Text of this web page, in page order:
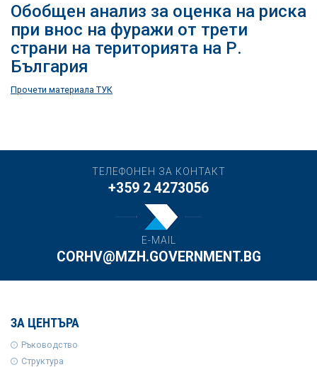
Обобщен анализ за оценка на риска
при внос на фуражи от трети
страни на територията на Р.
България
Прочети материала ТУК
ТЕЛЕФОНЕН ЗА КОНТАКТ
+359 2 4273056
E-MAIL
CORHV@MZH.GOVERNMENT.BG
ЗА ЦЕНТЪРА
Ръководство
Структура